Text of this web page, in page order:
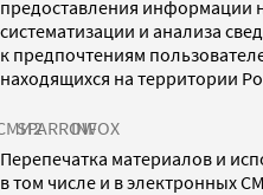
предоставления информации
систематизации и анализа
к предпочтениям
находящихся на территории
SPARROWINFOX
Перепечатка материалов и
в том числе и в электронных